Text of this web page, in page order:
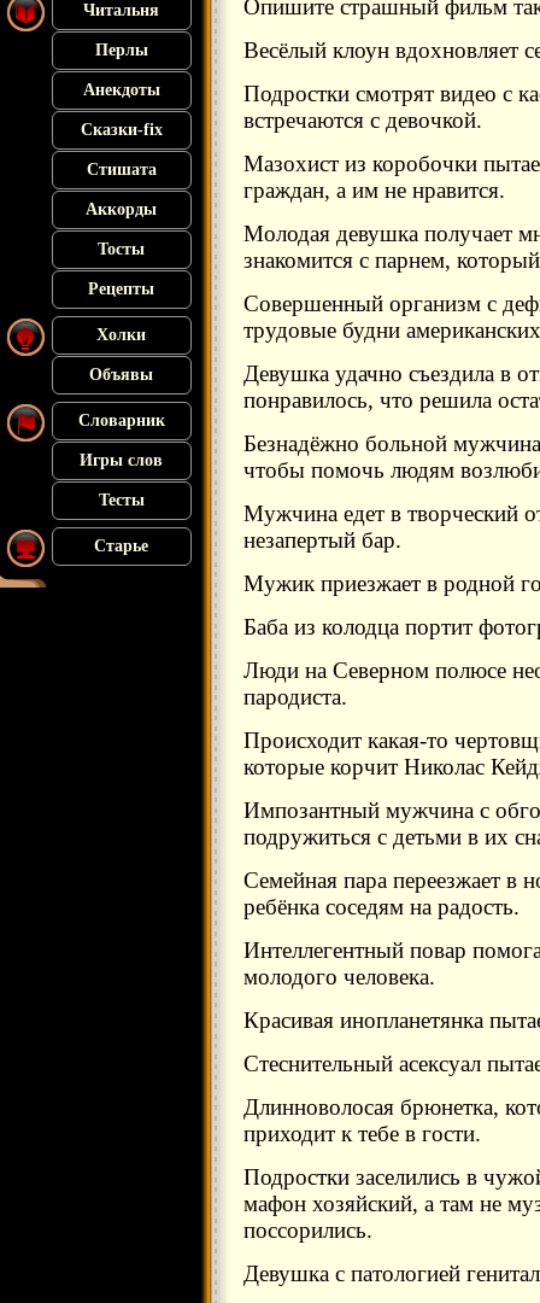
Читальня
Перлы
Анекдоты
Сказки-fix
Стишата
Аккорды
Тосты
Рецепты
Холки
Объявы
Словарник
Игры слов
Тесты
Старье
Опишите страшный фильм
Весёлый клоун вдохновляет
Подростки смотрят видео с
встречаются с девочкой.
Мазохист из коробочки
граждан, а им не нравится.
Молодая девушка получает
знакомится с парнем,
Совершенный организм с
трудовые будни
Девушка удачно съездила в
понравилось, что решила
Безнадёжно больной мужчина
чтобы помочь людям
Мужчина едет в творческий
незапертый бар.
Мужик приезжает в родной
Баба из колодца портит
Люди на Северном полюсе
пародиста.
Происходит какая-то
которые корчит Николас
Импозантный мужчина с
подружиться с детьми в их
Семейная пара переезжает в
ребёнка соседям на радость.
Интеллегентный повар
молодого человека.
Красивая инопланетянка
Стеснительный асексуал
Длинноволосая брюнетка,
приходит к тебе в гости.
Подростки заселились в
мафон хозяйский, а там не
поссорились.
Девушка с патологией